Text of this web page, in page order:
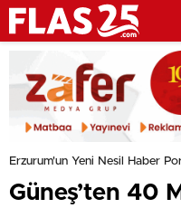
Erzurum'un Yeni Nesil Haber
Güneş’ten 40